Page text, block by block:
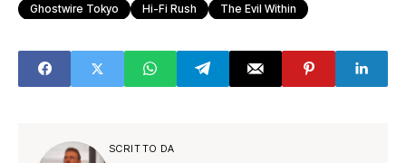
Ghostwire Tokyo Hi-Fi Rush The Evil Within
SCRITTO DA